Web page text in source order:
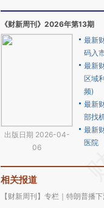
《财新周刊》2026年第13期
出版日期 2026-04-
06
最新
码入
最新
区域
频)
最新
部找
最新
医院
相关报道
【财新周刊】专栏｜特朗普播